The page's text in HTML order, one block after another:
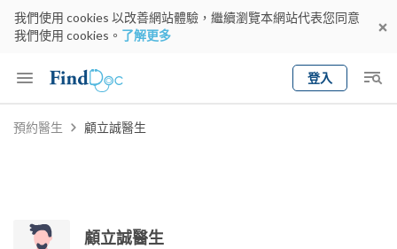
我們使用 cookies 以改善網站體驗，繼續瀏覽本網站代表您同意
我們使用 cookies。 了解更多
登入
Keyword
預約醫生 顧立誠醫生
顧立誠醫生